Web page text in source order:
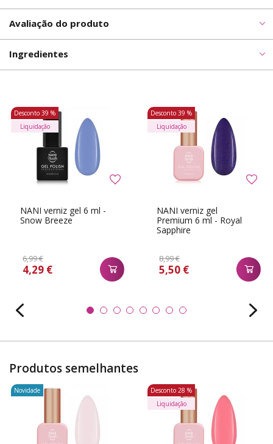
Avaliação do produto
Ingredientes
NANI verniz gel 6 ml -
Snow Breeze
6,99 €
4,29 €
Desconto 39 %
Liquidação
NANI verniz gel
Premium 6 ml - Royal
Sapphire
8,99 €
5,50 €
Desconto 39 %
Liquidação
Produtos semelhantes
Novidade Desconto 28 %
Liquidação